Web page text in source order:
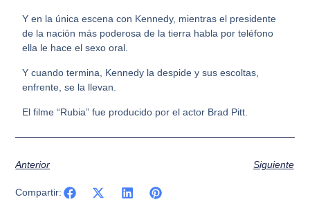
Y en la única escena con Kennedy, mientras el presidente
de la nación más poderosa de la tierra habla por teléfono
ella le hace el sexo oral.
Y cuando termina, Kennedy la despide y sus escoltas,
enfrente, se la llevan.
El filme “Rubia” fue producido por el actor Brad Pitt.
Anterior Siguiente
Compartir: